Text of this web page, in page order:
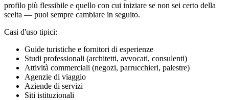
profilo più flessibile e quello con cui iniziare se non sei certo della
scelta — puoi sempre cambiare in seguito.
Casi d'uso tipici:
Guide turistiche e fornitori di esperienze
Studi professionali (architetti, avvocati, consulenti)
Attività commerciali (negozi, parrucchieri, palestre)
Agenzie di viaggio
Aziende di servizi
Siti istituzionali